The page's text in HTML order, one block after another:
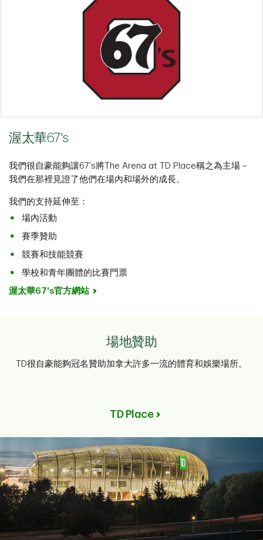
渥太華67's
我們很自豪能夠讓67's將The Arena at TD Place稱之為主場－
我們在那裡見證了他們在場內和場外的成長。
我們的支持延伸至：
場內活動
賽季贊助
競賽和技能競賽
學校和青年團體的比賽門票
渥太華67's官方網站
場地贊助
TD很自豪能夠冠名贊助加拿大許多一流的體育和娛樂場所。
TD Place